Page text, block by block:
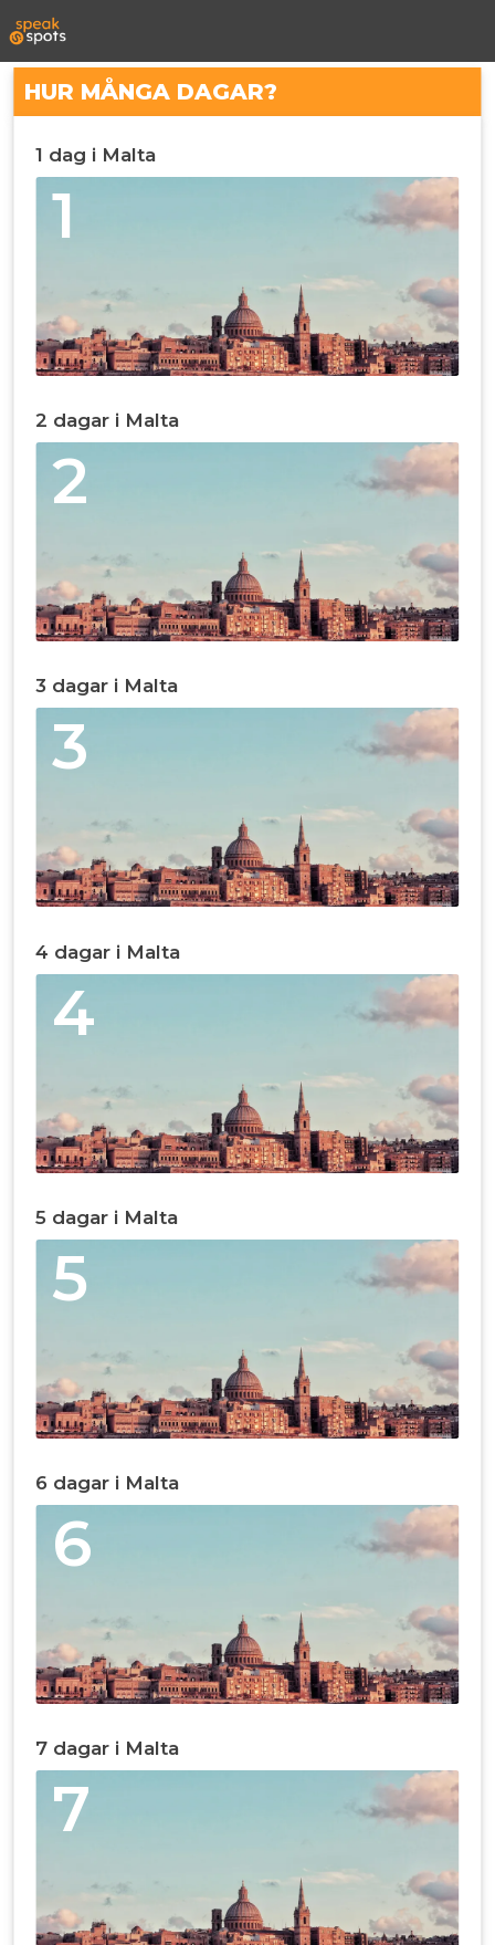
HUR MÅNGA DAGAR?
1 dag i Malta
1
2 dagar i Malta
2
3 dagar i Malta
3
4 dagar i Malta
4
5 dagar i Malta
5
6 dagar i Malta
6
7 dagar i Malta
7